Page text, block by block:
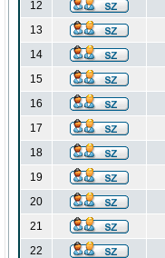
12
13
14
15
16
17
18
19
20
21
22